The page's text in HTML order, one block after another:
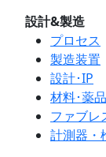
設計&製造
プロセス
製造装置
設計･IP
材料･薬
ファブレ
計測器・